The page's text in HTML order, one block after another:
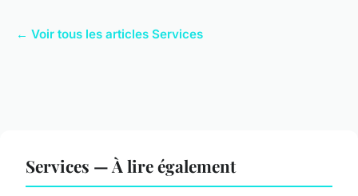
← Voir tous les articles Services
Services — À lire également